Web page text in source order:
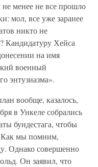
менее не все прошло
мол, все уже заранее
никто не
Кандидатуру Хейса
на имя
военный
энтузиазма».
вообще, казалось,
в Ункеле собрались
бундестага, чтобы
Как мы помним,
Однако совершенно
Он заявил, что